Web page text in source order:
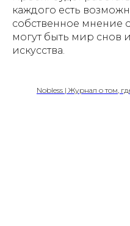
каждого есть
собственное мнение
могут быть мир снов
искусства.
Nobless | Журнал о том,